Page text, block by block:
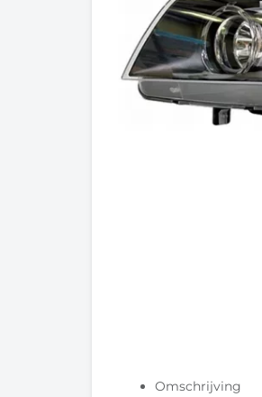
Omschrijving